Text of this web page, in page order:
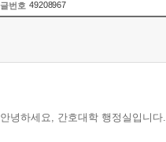
글번호 49208967
안녕하세요, 간호대학 행정실입니다.